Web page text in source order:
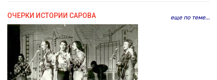
еще по теме...
ОЧЕРКИ ИСТОРИИ САРОВА